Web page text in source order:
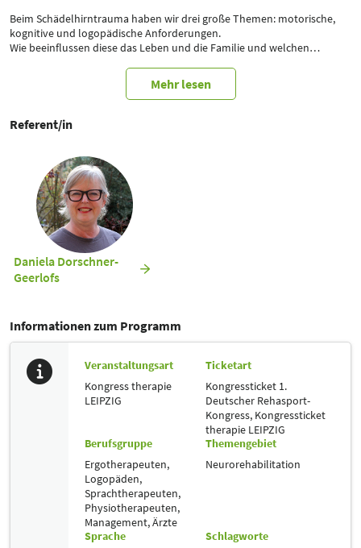
Beim Schädelhirntrauma haben wir drei große Themen: motorische,
kognitive und logopädische Anforderungen.
Wie beeinflussen diese das Leben und die Familie und welchen
Mehr lesen
Referent/in
Daniela Dorschner-
Geerlofs
Informationen zum Programm
Veranstaltungsart
Kongress therapie
LEIPZIG
Ticketart
Kongressticket 1.
Deutscher Rehasport-
Kongress, Kongressticket
therapie LEIPZIG
Berufsgruppe
Ergotherapeuten,
Logopäden,
Sprachtherapeuten,
Physiotherapeuten,
Management,Ärzte
Themengebiet
Neurorehabilitation
Sprache
Schlagworte